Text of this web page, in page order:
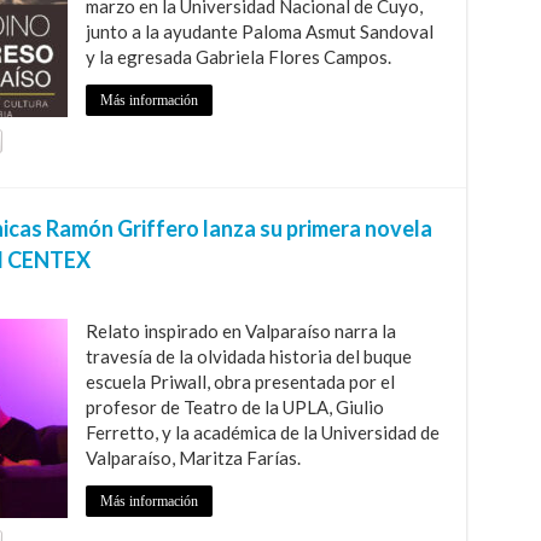
marzo en la Universidad Nacional de Cuyo,
junto a la ayudante Paloma Asmut Sandoval
y la egresada Gabriela Flores Campos.
Más información
Ramón Griffero lanza su primera novela
Relato inspirado en Valparaíso narra la
travesía de la olvidada historia del buque
escuela Priwall, obra presentada por el
profesor de Teatro de la UPLA, Giulio
Ferretto, y la académica de la Universidad de
Valparaíso, Maritza Farías.
Más información